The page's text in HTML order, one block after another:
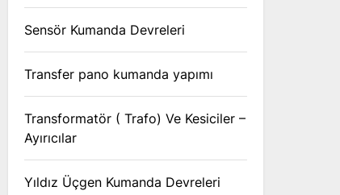
Sensör Kumanda Devreleri
Transfer pano kumanda yapımı
Transformatör ( Trafo) Ve Kesiciler –
Ayırıcılar
Yıldız Üçgen Kumanda Devreleri